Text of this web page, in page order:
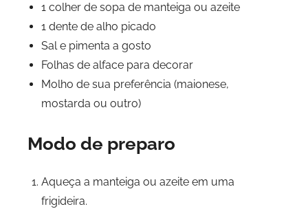
1 colher de sopa de manteiga ou azeite
1 dente de alho picado
Sal e pimenta a gosto
Folhas de alface para decorar
Molho de sua preferência (maionese,
mostarda ou outro)
Modo de preparo
Aqueça a manteiga ou azeite em uma
frigideira.